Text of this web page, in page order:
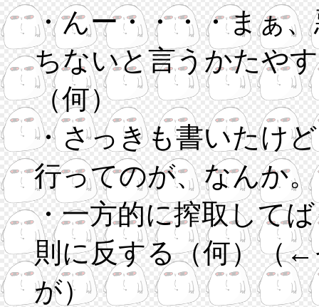
・んー・・・・まぁ
ちないと言うかたや
（何）
・さっきも書いたけ
行ってのが、なんか。
・一方的に搾取して
則に反する（何）（
が）